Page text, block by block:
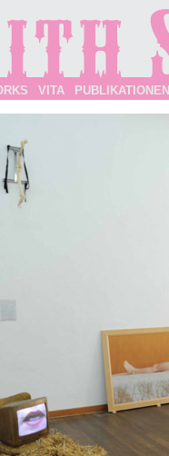
VITA PUBLIKATIONEN